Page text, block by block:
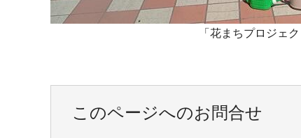
「花まちプロジェ
このページへのお問合せ